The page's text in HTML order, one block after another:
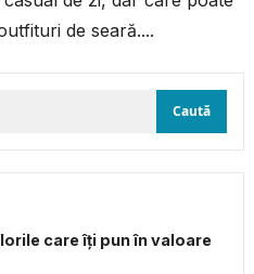
de seară....
care îți pun în valoare